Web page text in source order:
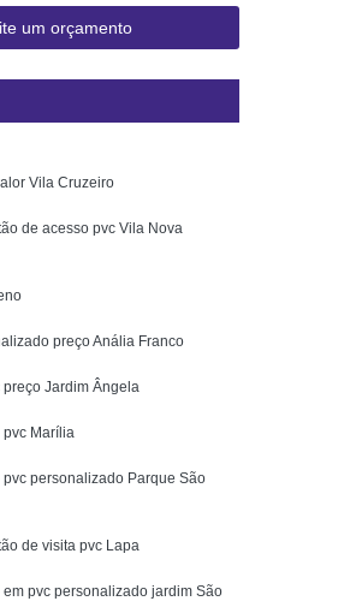
de Crachá
Digital
para Crachá
Catarina
Janeiro
Janeiro
do Sul
Personalizado Pará
Grande do Sul
do Sul
um orçamento
Vila Cruzeiro
de acesso pvc Vila Nova
preço Anália Franco
Jardim Ângela
pvc Marília
personalizado Parque São
de visita pvc Lapa
pvc personalizado jardim São